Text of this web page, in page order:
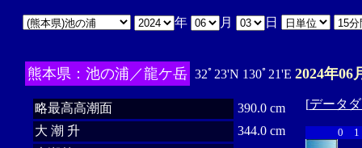
年 月 日
熊本県：池の浦／龍ケ岳 32ﾟ23'N 130ﾟ21'E 2024年06
略最高高潮面
390.0 cm
大 潮 升
344.0 cm
[データ
0 1